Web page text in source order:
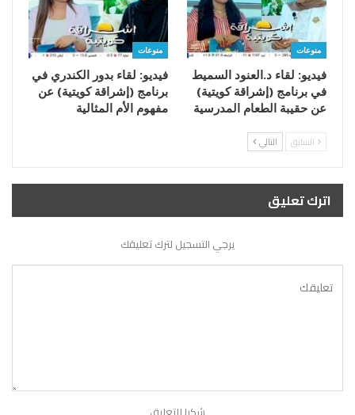
منوعات
فيديو: لقاء د.العنود السميط
في برنامج (إشراقة كويتية)
عن حقيبة الطعام المدرسية
منوعات
فيديو: لقاء بدور الكندري في
برنامج (إشراقة كويتية) عن
مفهوم الأم المثالية
السابق التالي
اترك تعليق
يرجي التسجيل لترك تعليقك